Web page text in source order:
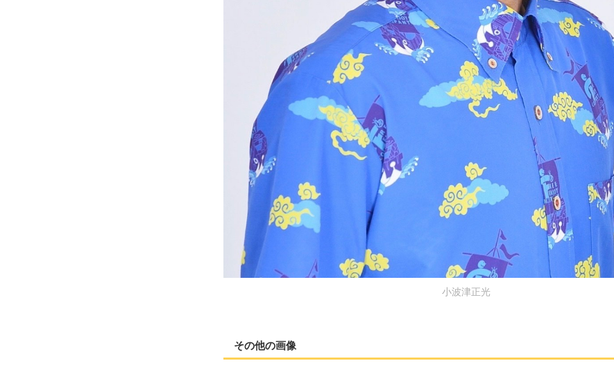
小波津正光
その他の画像